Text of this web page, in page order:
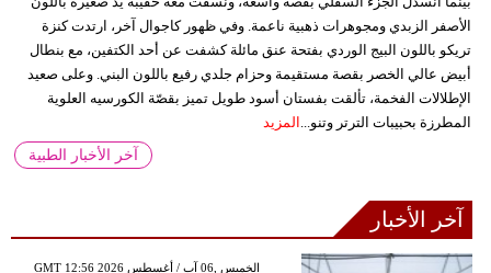
الأصفر الزبدي ومجوهرات ذهبية ناعمة. وفي ظهور كاجوال آخر، ارتدت كنزة
تريكو باللون البيج الوردي بفتحة عنق مائلة كشفت عن أحد الكتفين، مع بنطال
أبيض عالي الخصر بقصة مستقيمة وحزام جلدي رفيع باللون البني. وعلى صعيد
الإطلالات الفخمة، تألقت بفستان أسود طويل تميز بقصّة الكورسيه العلوية
المطرزة بحبيبات الترتر وتنو... المزيد
آخر الأخبار الطبية
آخر الأخبار
GMT 12:56 2026 الخميس ,06 آب / أغسطس